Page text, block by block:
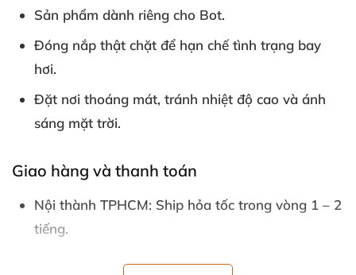
Sản phẩm dành riêng cho Bot.
Đóng nắp thật chặt để hạn chế tình trạng bay
hơi.
Đặt nơi thoáng mát, tránh nhiệt độ cao và ánh
sáng mặt trời.
Giao hàng và thanh toán
Nội thành TPHCM: Ship hỏa tốc trong vòng 1 – 2
tiếng.